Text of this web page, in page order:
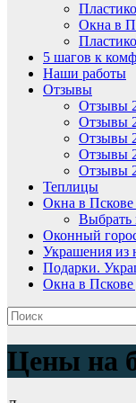
Окна в
5 шагов к
Наши работы
Отзывы
Отзывы
Отзывы
Отзывы
Отзывы
Отзывы
Теплицы
Окна в
Выбрать
Оконный
Украшения из
Подарки.
Окна в Пскове
Цены на